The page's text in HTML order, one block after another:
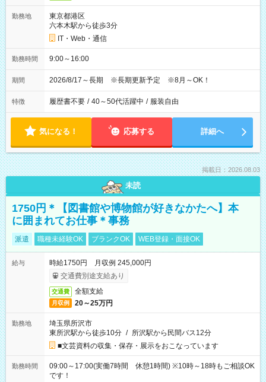
勤務地
東京都港区
六本木駅から徒歩3分
IT・Web・通信
勤務時間 9:00～16:00
期間 2026/8/17～長期 ※長期更新予定 ※8月～OK！
特徴 履歴書不要 / 40～50代活躍中 / 服装自由
気になる！ 応募する 詳細へ
掲載日：2026.08.03
未読
1750円＊【図書館や博物館が好きなかたへ】本
に囲まれてお仕事＊事務
派遣 職種未経験OK ブランクOK WEB登録・面接OK
給与
時給1750円 月収例 245,000円
交通費別途支給あり
交通費 全額支給
月収例 20～25万円
勤務地
埼玉県所沢市
東所沢駅から徒歩10分 / 所沢駅から民間バス12分
■文芸資料の収集・保存・展示をおこなっています
勤務時間
09:00～17:00(実働7時間 休憩1時間) ※10時～18時もご相談OK
です！